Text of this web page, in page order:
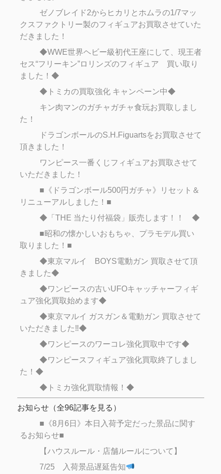
ゼノブレイド2からヒカリとホムラの1/7マッ
クスファクトリー製のフィギュアお買取させていた
だきました！
◆WWE世界ヘビー級初代王座にして、現王者
セス“フリーキン”ロリンズのフィギュア 買い取り
ました！◆
◆トミカの買取強化 キャンペーン中◆
キン肉マンのガチャガチャ食玩お買取しまし
た！
ドラゴンボールのS.H.Figuartsをお買取させて
頂きました！
ワンピース一番くじフィギュアお買取させて
いただきました！
■《ドラゴンボール500円ガチャ》リセット＆
リニューアルしました！■
◆「THE 当たり付福袋」販売します！！ ◆
■昭和の懐かしいおもちゃ、プラモデル買い
取りました！■
◆東京マルイ BOYS電動ガン 買取させて頂
きました◆
◆ワンピースの古いUFOキャッチャーフィギ
ュア強化買取始めます◆
◆東京マルイ ガスガン＆電動ガン 買取させて
いただきました‼◆
◆ワンピースのワーコレ強化買取中です◆
◆ワンピースフィギュア強化買取終了しまし
た！◆
◆トミカ強化買取情報！◆
お知らせ（全96記事を見る）
■《8月6日》本日入荷予定だった景品に関す
るお知らせ■
【ハウスルール・店舗ルールについて】
7/25 入荷景品遅延告知